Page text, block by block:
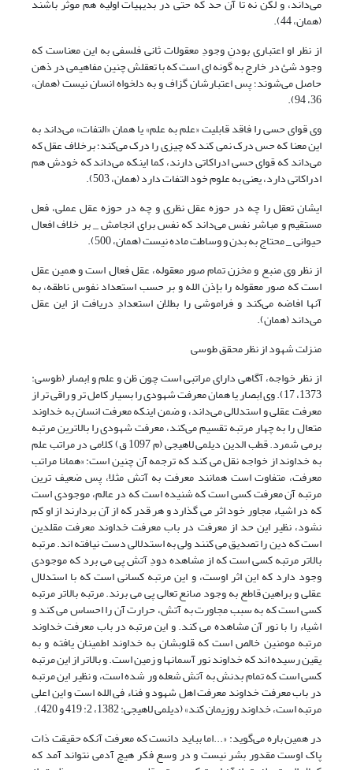
می‌داند، و لکن نه تا آن حد که حتی در بدیهیات اولیه هم موثر باشند
(همان، 44).
از نظر او اعتباری بودنِ وجودِ معقولات ثانی فلسفی به این معناست که
وجود شئ در خارج به گونه ای است که با تعقلش چنین مفاهیمی در ذهن
حاصل می‌شوند؛ پس اعتبارشان گزاف و به دلخواه انسان نیست (همان،
36، 94).
وی قوای حسی را فاقد قابلیت «علم به علم» یا همان «التفات» می‌داند به
این معنا که حس درک نمی کند که چیزی را درک می‌کند؛ برخلاف عقل که
می‌داند که قوای حسی ادراکاتی دارند، کما این‏که می‌داند که خودش هم
ادراکاتی دارد، یعنی به علوم خود التفات دارد (همان، 503).
ایشان تعقل را چه در حوزه عقل نظری و چه در حوزه عقل عملی، فعل
مستقیم و مباشر نفس می‌داند که نفس برای انجامش _ بر خلاف افعال
حیوانی _ محتاج به بدن و وساطت ماده نیست (همان، 500).
از نظر وی منبع و مخزن تمام صور معقوله، عقل فعال است و همین عقل
است که صور معقوله را بإذن الله و بر حسب استعداد نفوس ناطقه، به
آنها افاضه می‌کند و فراموشی را بطلان استعدادِ دریافت از این عقل
می‌داند (همان).
منزلت شهود از نظر محقق طوسی
از نظر خواجه، آگاهی دارای مراتبی است چون ظن و علم و اِبصار (طوسی:
1373، 17). وی اِبصار یا همان معرفت شهودی را بسیار کامل تر و راقی تر از
معرفت عقلی و استدلالی می‌داند، و ضمن این‏که معرفت انسان به خداوند
متعال را به چهار مرتبه تقسیم می‌کند، معرفت شهودی را بالاترین مرتبه
برمی شمرد. قطب الدین دیلمی لاهیجی (م 1097 ق) کلامی در مراتب علم
به خداوند از خواجه نقل می کند که ترجمه آن چنین است: «همانا مراتب
معرفت، متفاوت است همانند معرفت به آتش مثلا، پس ضعیف ترین
مرتبه آن معرفت کسی است که شنیده است که در عالم، موجودی است
که در اشیاء مجاور خود اثر می گذارد و هر قدر که از آن بردارند از او کم
نشود، نظیر این حد از معرفت در باب معرفت خداوند معرفت مقلدین
است که دین را تصدیق می کنند ولی به استدلالی دست نیافته اند. مرتبه
بالاتر مرتبه کسی است که از مشاهده دودِ آتش پی می برد که موجودی
وجود دارد که این اثر اوست، و این مرتبه کسانی است که با استدلال
عقلی و براهین قاطع به وجود صانع تعالی پی می برند. مرتبه بالاتر مرتبه
کسی است که به سبب مجاورت به آتش، حرارت آن را احساس می کند و
اشیاء را با نور آن مشاهده می کند. و این مرتبه در باب معرفت خداوند
مرتبه مومنین خالص است که قلوبشان به خداوند اطمینان یافته و به
یقین رسیده اند که خداوند نور آسمانها و زمین است. و بالاتر از این مرتبه
کسی است که تمام بدنش به آتش شعله ور شده است، و نظیر این مرتبه
در باب معرفت خداوند معرفت اهل شهود و فناء فی الله است و این اعلی
مرتبه است، خداوند روزیمان کند» (دیلمی لاهیجی: 1382، 2: 419 و 420).
در همین باره می‌گوید: «...اما بباید دانست که معرفت آنکه حقیقت ذات
پاک اوست مقدور بشر نیست و در وسع فکر هیچ آدمی نتواند آمد که